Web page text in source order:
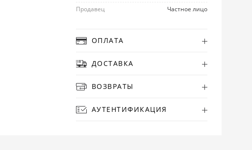
Продавец
Частное лицо
ОПЛАТА
ДОСТАВКА
ВОЗВРАТЫ
АУТЕНТИФИКАЦИЯ